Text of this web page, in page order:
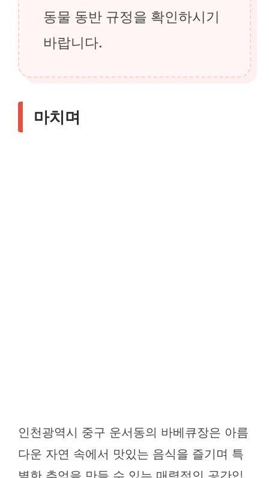
동물 동반 규정을 확인하시기
바랍니다.
마치며
인천광역시 중구 운서동의 바베큐장은 아름
다운 자연 속에서 맛있는 음식을 즐기며 특